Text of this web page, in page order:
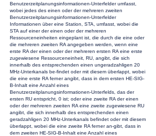
Benutzerzeitplanungsinformationen-Unterfelder umfasst,
wobei jedes des einen oder der mehreren zweiten
Benutzerzeitplanungsinformationen-Unterfelder
Informationen über eine Station, STA, umfasst, wobei die
STA auf einer der einen oder der mehreren
Ressourceneinheiten eingeplant ist, die durch die eine oder
die mehreren zweiten RA angegeben werden, wenn eine
erste RA der einen oder der mehreren ersten RA eine erste
zugewiesene Ressourceneinheit, RU, angibt, die sich
innerhalb des entsprechenden einen ungeradzahligen 20
MHz-Unterkanals be-findet oder mit diesem überlappt, wobei
die eine erste RA ferner angibt, dass in dem ersten HE-SIG-
B-Inhalt eine Anzahl eines
Benutzerzeitplanungsinformationen-Unterfelds, das der
ersten RU entspricht, 0 ist; oder eine zweite RA der einen
oder der mehreren zweiten RA eine zweite zugewiesene RU
angibt, die sich innerhalb des entsprechenden einen
geradzahligen 20 MHz-Unterkanals befindet oder mit diesem
überlappt, wobei die eine zweite RA ferner an-gibt, dass in
dem zweiten HE-SIG-B-Inhalt eine Anzahl eines